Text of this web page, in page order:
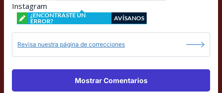
Instagram
¿ENCONTRASTE UN
ERROR?
AVÍSANOS
Revisa nuestra página de correcciones
Mostrar Comentarios